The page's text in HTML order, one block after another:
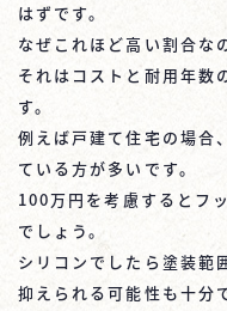
はずです。
なぜこれほど高い割合な
それはコストと耐用年数
す。
例えば戸建て住宅の場合
ている方が多いです。
100万円を考慮するとフ
でしょう。
シリコンでしたら塗装範
抑えられる可能性も十分